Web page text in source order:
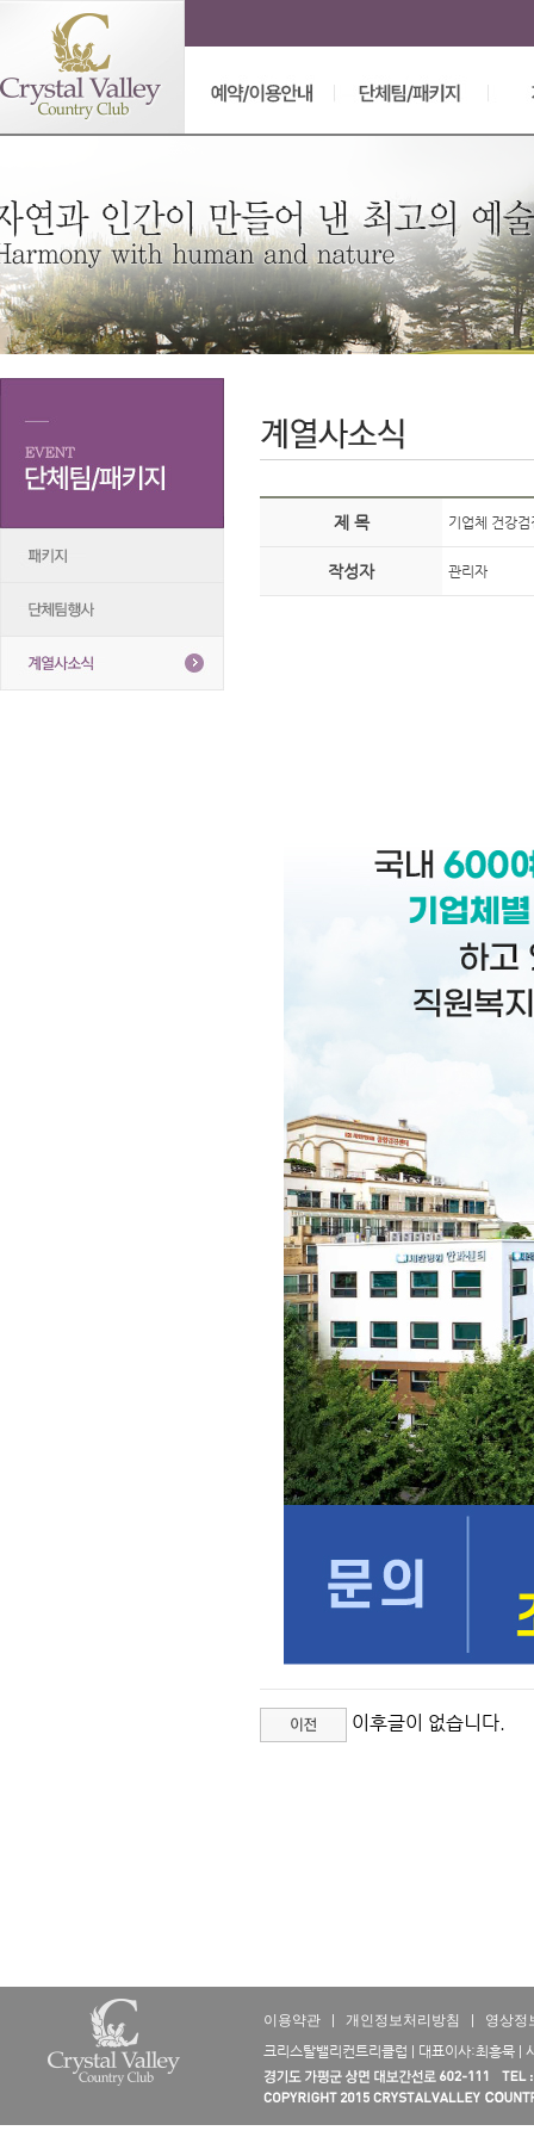
제 목 기업체 건강
작성자 관리자
이후글이 없습니다.
이용약관 개인정보처리방침
영상정
크리스탈밸리컨트리클럽 | 대표이사:최흥묵